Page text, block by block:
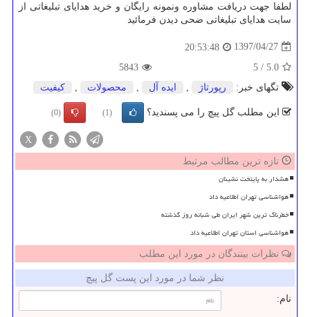
لطفا جهت دریافت مشاوره ونمونه رایگان و خرید هدایای تبلیغاتی از
سایت هدایای تبلیغاتی ضحی دیدن فرمائید
1397/04/27
20:53:48
5.0
/
5
5843
تگهای خبر:
رپورتاژ ایده آل محصولات كیفیت
این مطلب گل پیچ را می پسندید؟ (1)
(0)
X
تازه ترین مطالب مرتبط
هشدار به پایتخت نشینان
هواشناسی تهران اطلاعیه داد
خطرناک ترین شهر ایران طی شبانه روز گذشته
هواشناسی استان تهران اطلاعیه داد
نظرات بینندگان در مورد این مطلب
نظر شما در مورد این پست گل پیچ
نام: